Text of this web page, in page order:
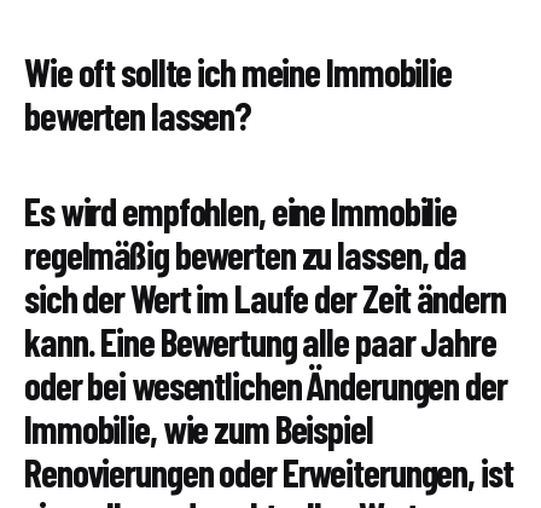
Wie oft sollte ich meine Immobilie
bewerten lassen?
Es wird empfohlen, eine Immobilie
regelmäßig bewerten zu lassen, da
sich der Wert im Laufe der Zeit ändern
kann. Eine Bewertung alle paar Jahre
oder bei wesentlichen Änderungen der
Immobilie, wie zum Beispiel
Renovierungen oder Erweiterungen, ist